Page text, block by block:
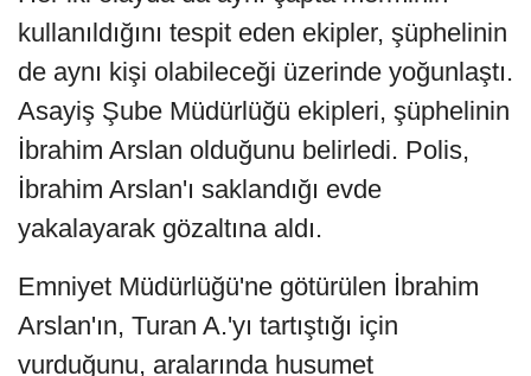
kullanıldığını tespit eden ekipler, şüphelinin
de aynı kişi olabileceği üzerinde yoğunlaştı.
Asayiş Şube Müdürlüğü ekipleri, şüphelinin
İbrahim Arslan olduğunu belirledi. Polis,
İbrahim Arslan'ı saklandığı evde
yakalayarak gözaltına aldı.
Emniyet Müdürlüğü'ne götürülen İbrahim
Arslan'ın, Turan A.'yı tartıştığı için
vurduğunu, aralarında husumet